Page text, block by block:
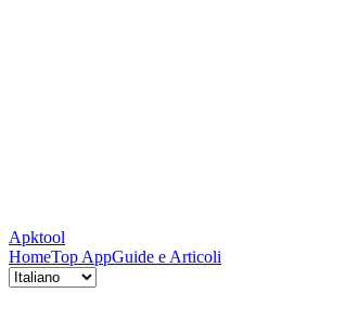
Apktool
HomeTop AppGuide e Articoli